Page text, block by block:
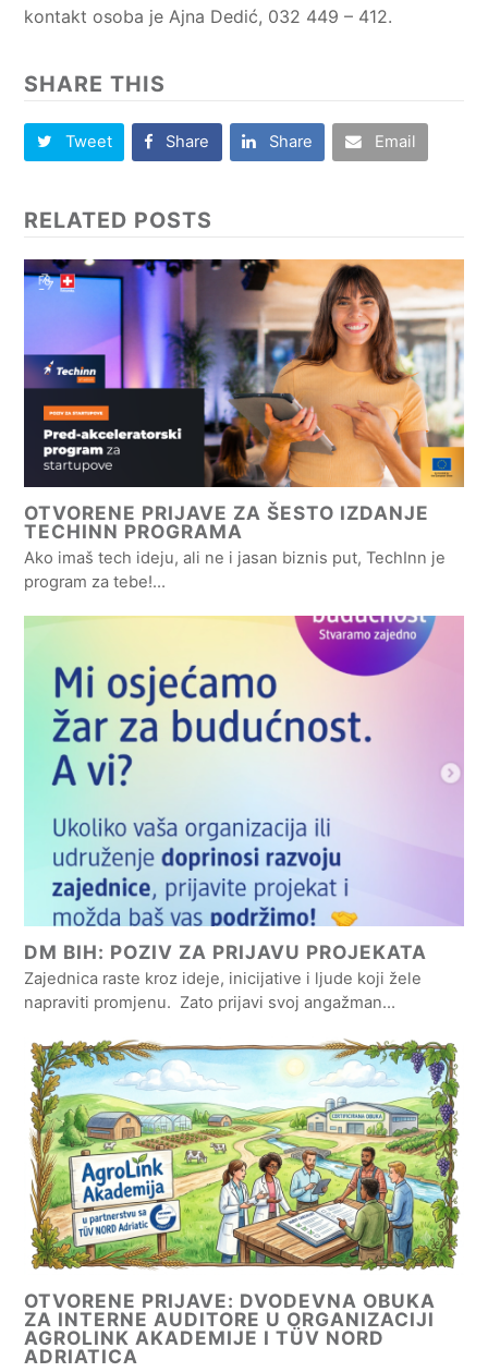
kontakt osoba je Ajna Dedić, 032 449 – 412.
SHARE THIS
Tweet Share Share Email
RELATED POSTS
OTVORENE PRIJAVE ZA ŠESTO IZDANJE
TECHINN PROGRAMA
Ako imaš tech ideju, ali ne i jasan biznis put, TechInn je
program za tebe!…
DM BIH: POZIV ZA PRIJAVU PROJEKATA
Zajednica raste kroz ideje, inicijative i ljude koji žele
napraviti promjenu. Zato prijavi svoj angažman…
OTVORENE PRIJAVE: DVODEVNA OBUKA
ZA INTERNE AUDITORE U ORGANIZACIJI
AGROLINK AKADEMIJE I TÜV NORD
ADRIATICA